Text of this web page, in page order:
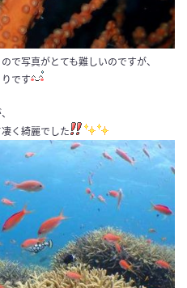
で写真がとても難しいのですが、
です
く綺麗でした